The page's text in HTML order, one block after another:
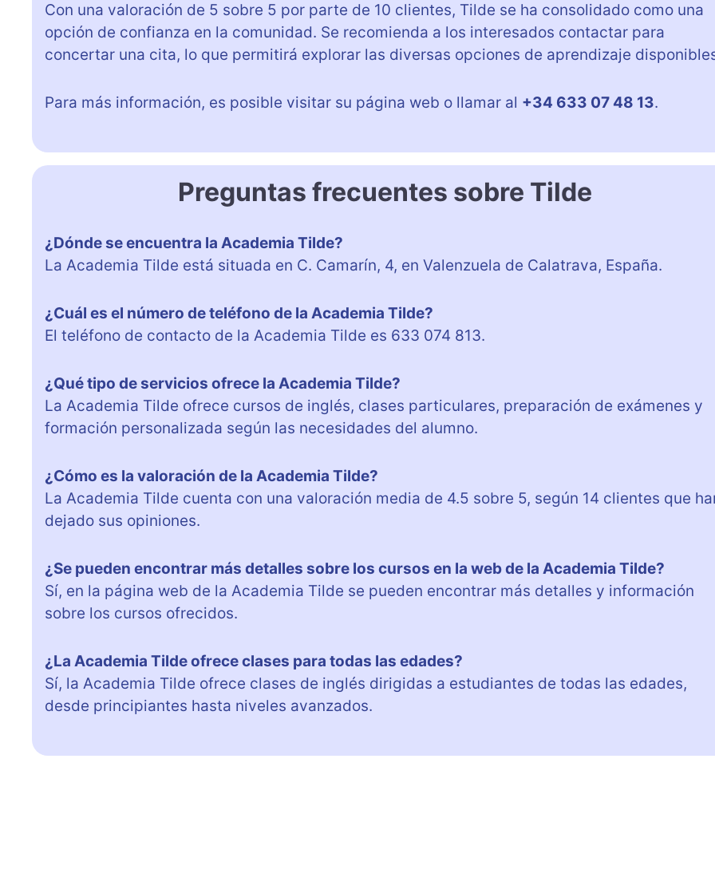
Con una valoración de 5 sobre 5 por parte de 10 clientes, Tilde se ha consolidado como una
opción de confianza en la comunidad. Se recomienda a los interesados contactar para
concertar una cita, lo que permitirá explorar las diversas opciones de aprendizaje
Para más información, es posible visitar su página web o llamar al +34 633 07 48 13.
Preguntas frecuentes sobre Tilde
¿Dónde se encuentra la Academia Tilde?
La Academia Tilde está situada en C. Camarín, 4, en Valenzuela de Calatrava, España.
¿Cuál es el número de teléfono de la Academia Tilde?
El teléfono de contacto de la Academia Tilde es 633 074 813.
¿Qué tipo de servicios ofrece la Academia Tilde?
La Academia Tilde ofrece cursos de inglés, clases particulares, preparación de exámenes y
formación personalizada según las necesidades del alumno.
¿Cómo es la valoración de la Academia Tilde?
La Academia Tilde cuenta con una valoración media de 4.5 sobre 5, según 14 clientes que
dejado sus opiniones.
¿Se pueden encontrar más detalles sobre los cursos en la web de la Academia Tilde?
Sí, en la página web de la Academia Tilde se pueden encontrar más detalles y información
sobre los cursos ofrecidos.
¿La Academia Tilde ofrece clases para todas las edades?
Sí, la Academia Tilde ofrece clases de inglés dirigidas a estudiantes de todas las edades,
desde principiantes hasta niveles avanzados.